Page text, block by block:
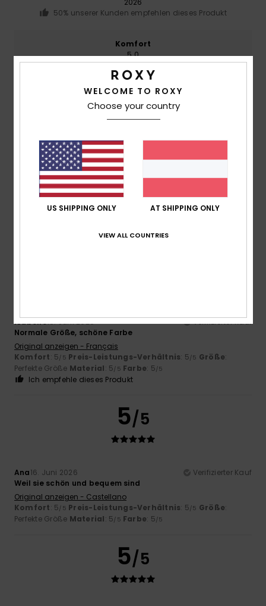
2026
50% unserer Kunden empfehlen dieses Produkt
Komfort
5.0
Preis-Leistungs-Verhältnis
5.0
Größe
Zu klein Zu groß
Material
Farbe
Isabelle18. Juni 2026
Verifizierter Kauf
Normale Größe, schöne Farbe
Original anzeigen - Français
Komfort: 5/5 Preis-Leistungs-Verhältnis: 5/5 Größe:
Perfekte Größe Material: 5/5 Farbe: 5/5
Ich empfehle dieses Produkt
5/5
Ana16. Juni 2026
Verifizierter Kauf
Weil sie schön und bequem sind
Original anzeigen - Castellano
Komfort: 5/5 Preis-Leistungs-Verhältnis: 5/5 Größe:
Perfekte Größe Material: 5/5 Farbe: 5/5
5/5
WELCOME TO ROXY
Choose your country
US SHIPPING ONLY AT SHIPPING ONLY
VIEW ALL COUNTRIES